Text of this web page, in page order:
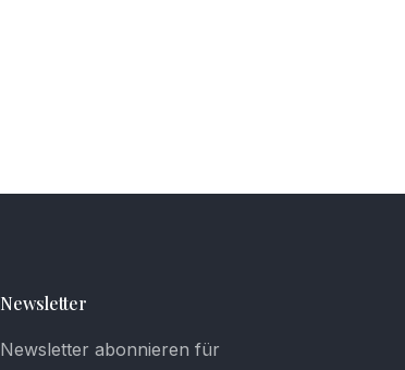
Newsletter
Newsletter abonnieren für